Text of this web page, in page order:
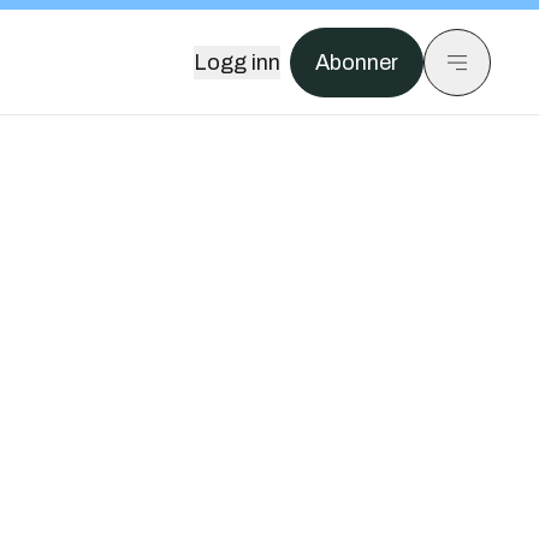
Logg inn Abonner